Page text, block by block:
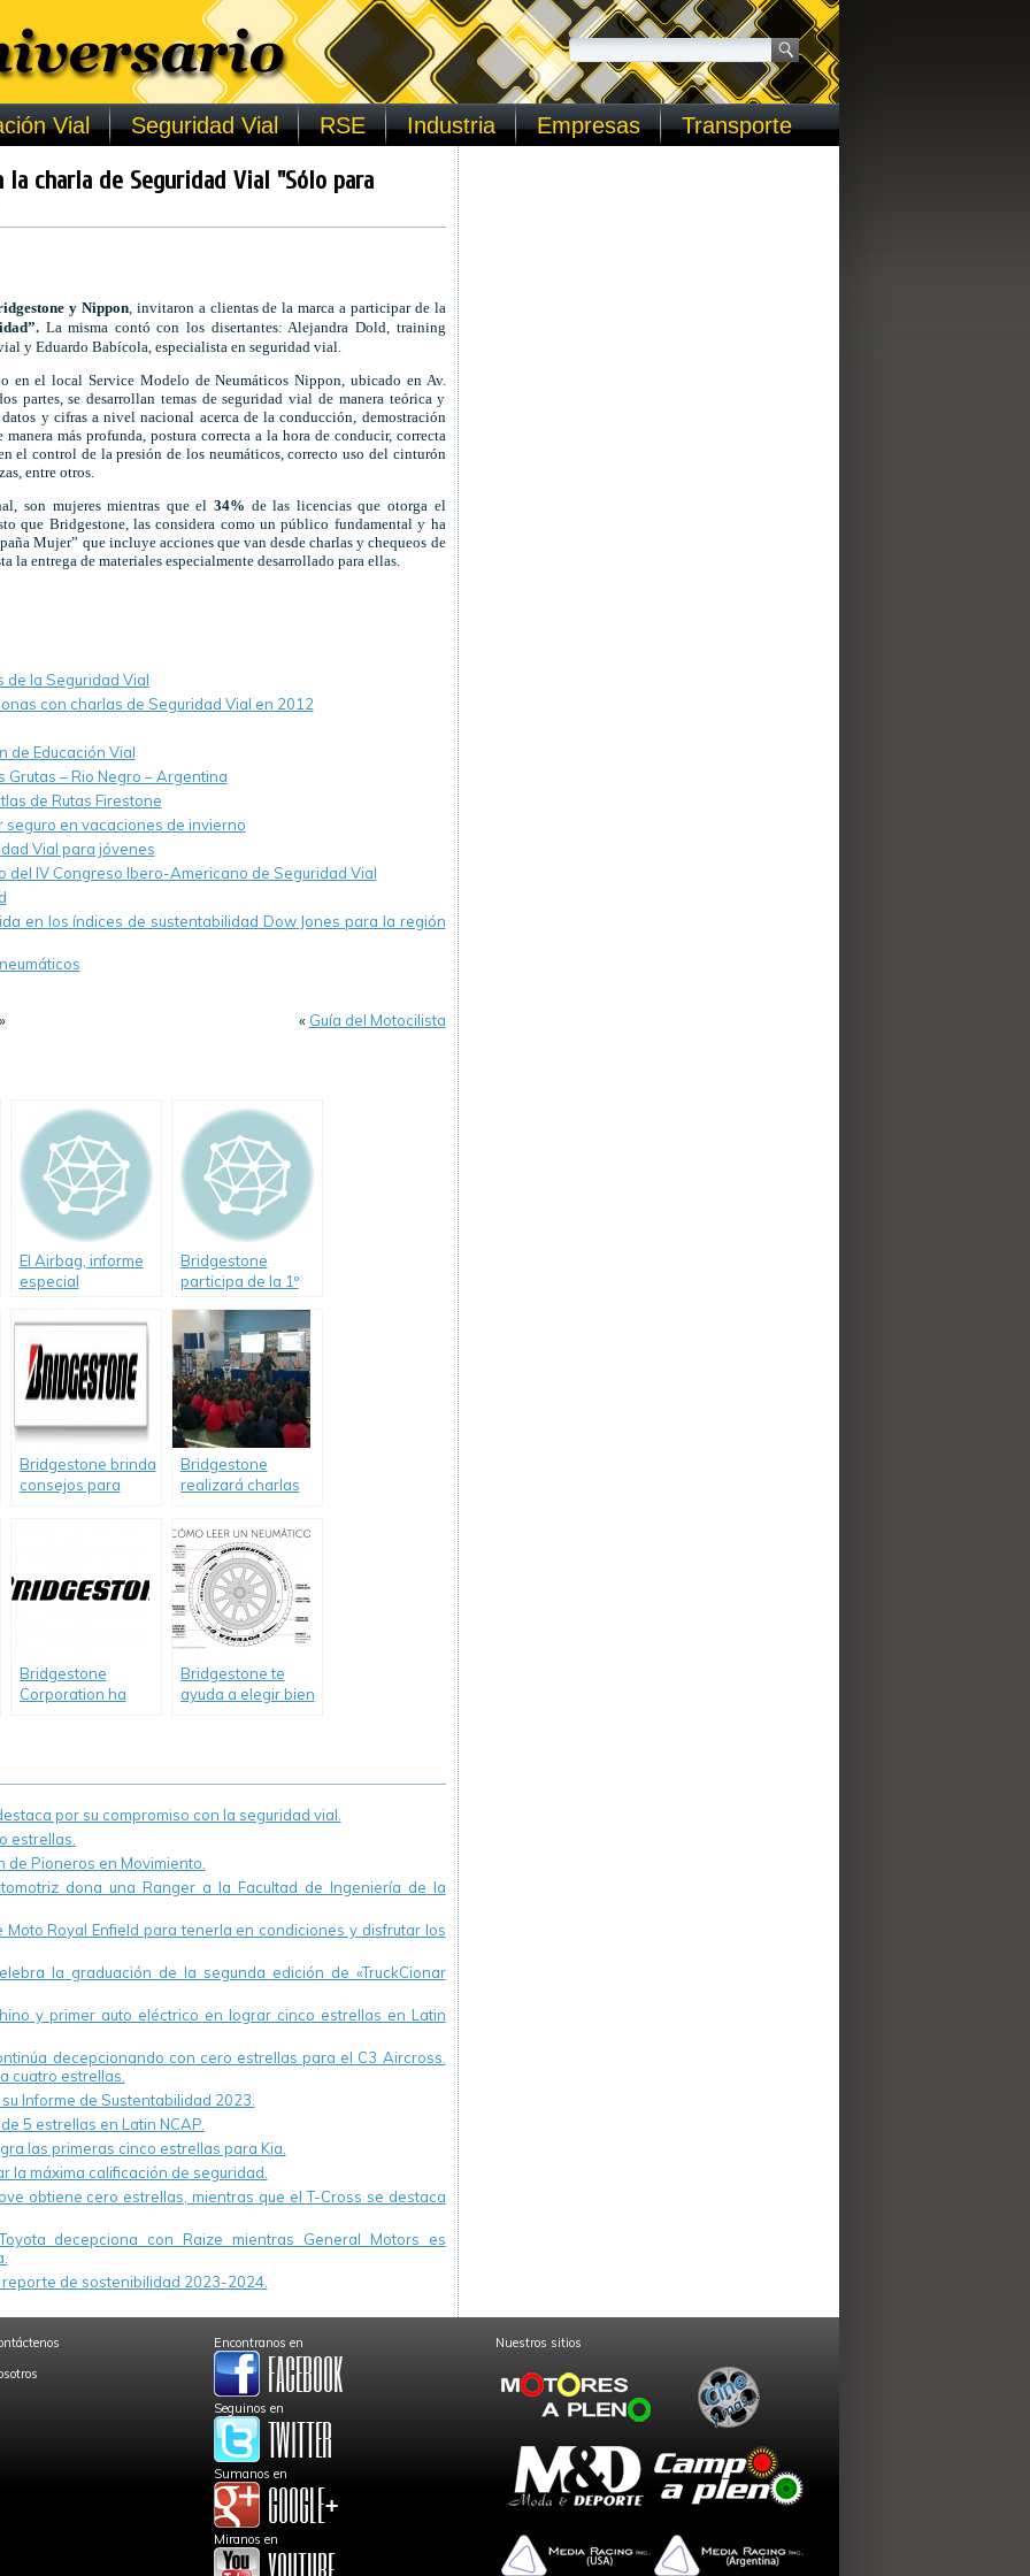
Vial Seguridad Vial RSE Industria Empresas Transporte
charla de Seguridad Vial "Sólo para
y Nippon, invitaron a clientas de la marca a participar de la
La misma contó con los disertantes: Alejandra Dold, training
y Eduardo Babícola, especialista en seguridad vial.
en el local Service Modelo de Neumáticos Nippon, ubicado en Av.
partes, se desarrollan temas de seguridad vial de manera teórica y
y cifras a nivel nacional acerca de la conducción, demostración
más profunda, postura correcta a la hora de conducir, correcta
el control de la presión de los neumáticos, correcto uso del cinturón
entre otros.
son mujeres mientras que el 34% de las licencias que otorga el
que Bridgestone, las considera como un público fundamental y ha
Mujer” que incluye acciones que van desde charlas y chequeos de
la entrega de materiales especialmente desarrollado para ellas.
la Seguridad Vial
con charlas de Seguridad Vial en 2012
de Educación Vial
Grutas – Rio Negro – Argentina
de Rutas Firestone
en vacaciones de invierno
Vial para jóvenes
del IV Congreso Ibero-Americano de Seguridad Vial
en los índices de sustentabilidad Dow Jones para la región
» « Guía del Motocilista
El Airbag, informe
especial
Bridgestone
participa de la 1º
Educación Vial
Bridgestone brinda
consejos para
Bridgestone
realizará charlas
para jóvenes
Bridgestone
Corporation ha
Pacífico y a nivel
mundial
Bridgestone te
ayuda a elegir bien
por su compromiso con la seguridad vial.
estrellas.
Pioneros en Movimiento.
dona una Ranger a la Facultad de Ingeniería de la
Royal Enfield para tenerla en condiciones y disfrutar los
la graduación de la segunda edición de «TruckCionar
y primer auto eléctrico en lograr cinco estrellas en Latin
decepcionando con cero estrellas para el C3 Aircross.
cuatro estrellas.
Informe de Sustentabilidad 2023.
5 estrellas en Latin NCAP.
las primeras cinco estrellas para Kia.
la máxima calificación de seguridad.
obtiene cero estrellas, mientras que el T-Cross se destaca
decepciona con Raize mientras General Motors es
de sostenibilidad 2023-2024.
Encontranos en
Seguinos en
Sumanos en
Miranos en
Nuestros sitios